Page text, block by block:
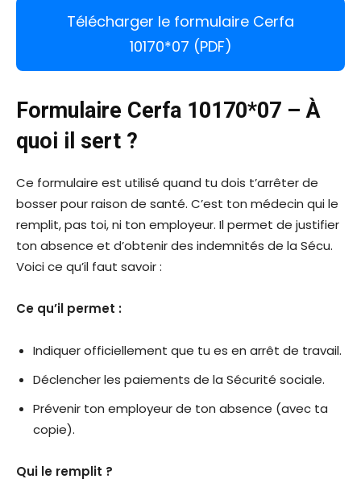
Télécharger le formulaire Cerfa
10170*07 (PDF)
Formulaire Cerfa 10170*07 – À
quoi il sert ?
Ce formulaire est utilisé quand tu dois t’arrêter de
bosser pour raison de santé. C’est ton médecin qui le
remplit, pas toi, ni ton employeur. Il permet de justifier
ton absence et d’obtenir des indemnités de la Sécu.
Voici ce qu’il faut savoir :
Ce qu’il permet :
Indiquer officiellement que tu es en arrêt de travail.
Déclencher les paiements de la Sécurité sociale.
Prévenir ton employeur de ton absence (avec ta
copie).
Qui le remplit ?